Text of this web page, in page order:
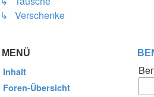
↳ Verschenke
MENÜ
Inhalt
Foren-Übersicht